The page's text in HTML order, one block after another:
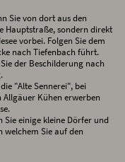
Sie von dort aus den
Hauptstraße, sondern direkt
vorbei. Folgen Sie dem
nach Tiefenbach führt.
der Beschilderung nach
"Alte Sennerei", bei
Kühen erwerben
Sie einige kleine Dörfer und
Sie auf den